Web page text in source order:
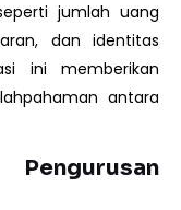
jumlah uang
dan identitas
ini memberikan
antara